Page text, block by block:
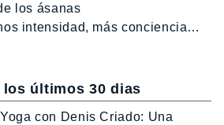
los ásanas
intensidad, más conciencia…
últimos 30 dias
con Denis Criado: Una